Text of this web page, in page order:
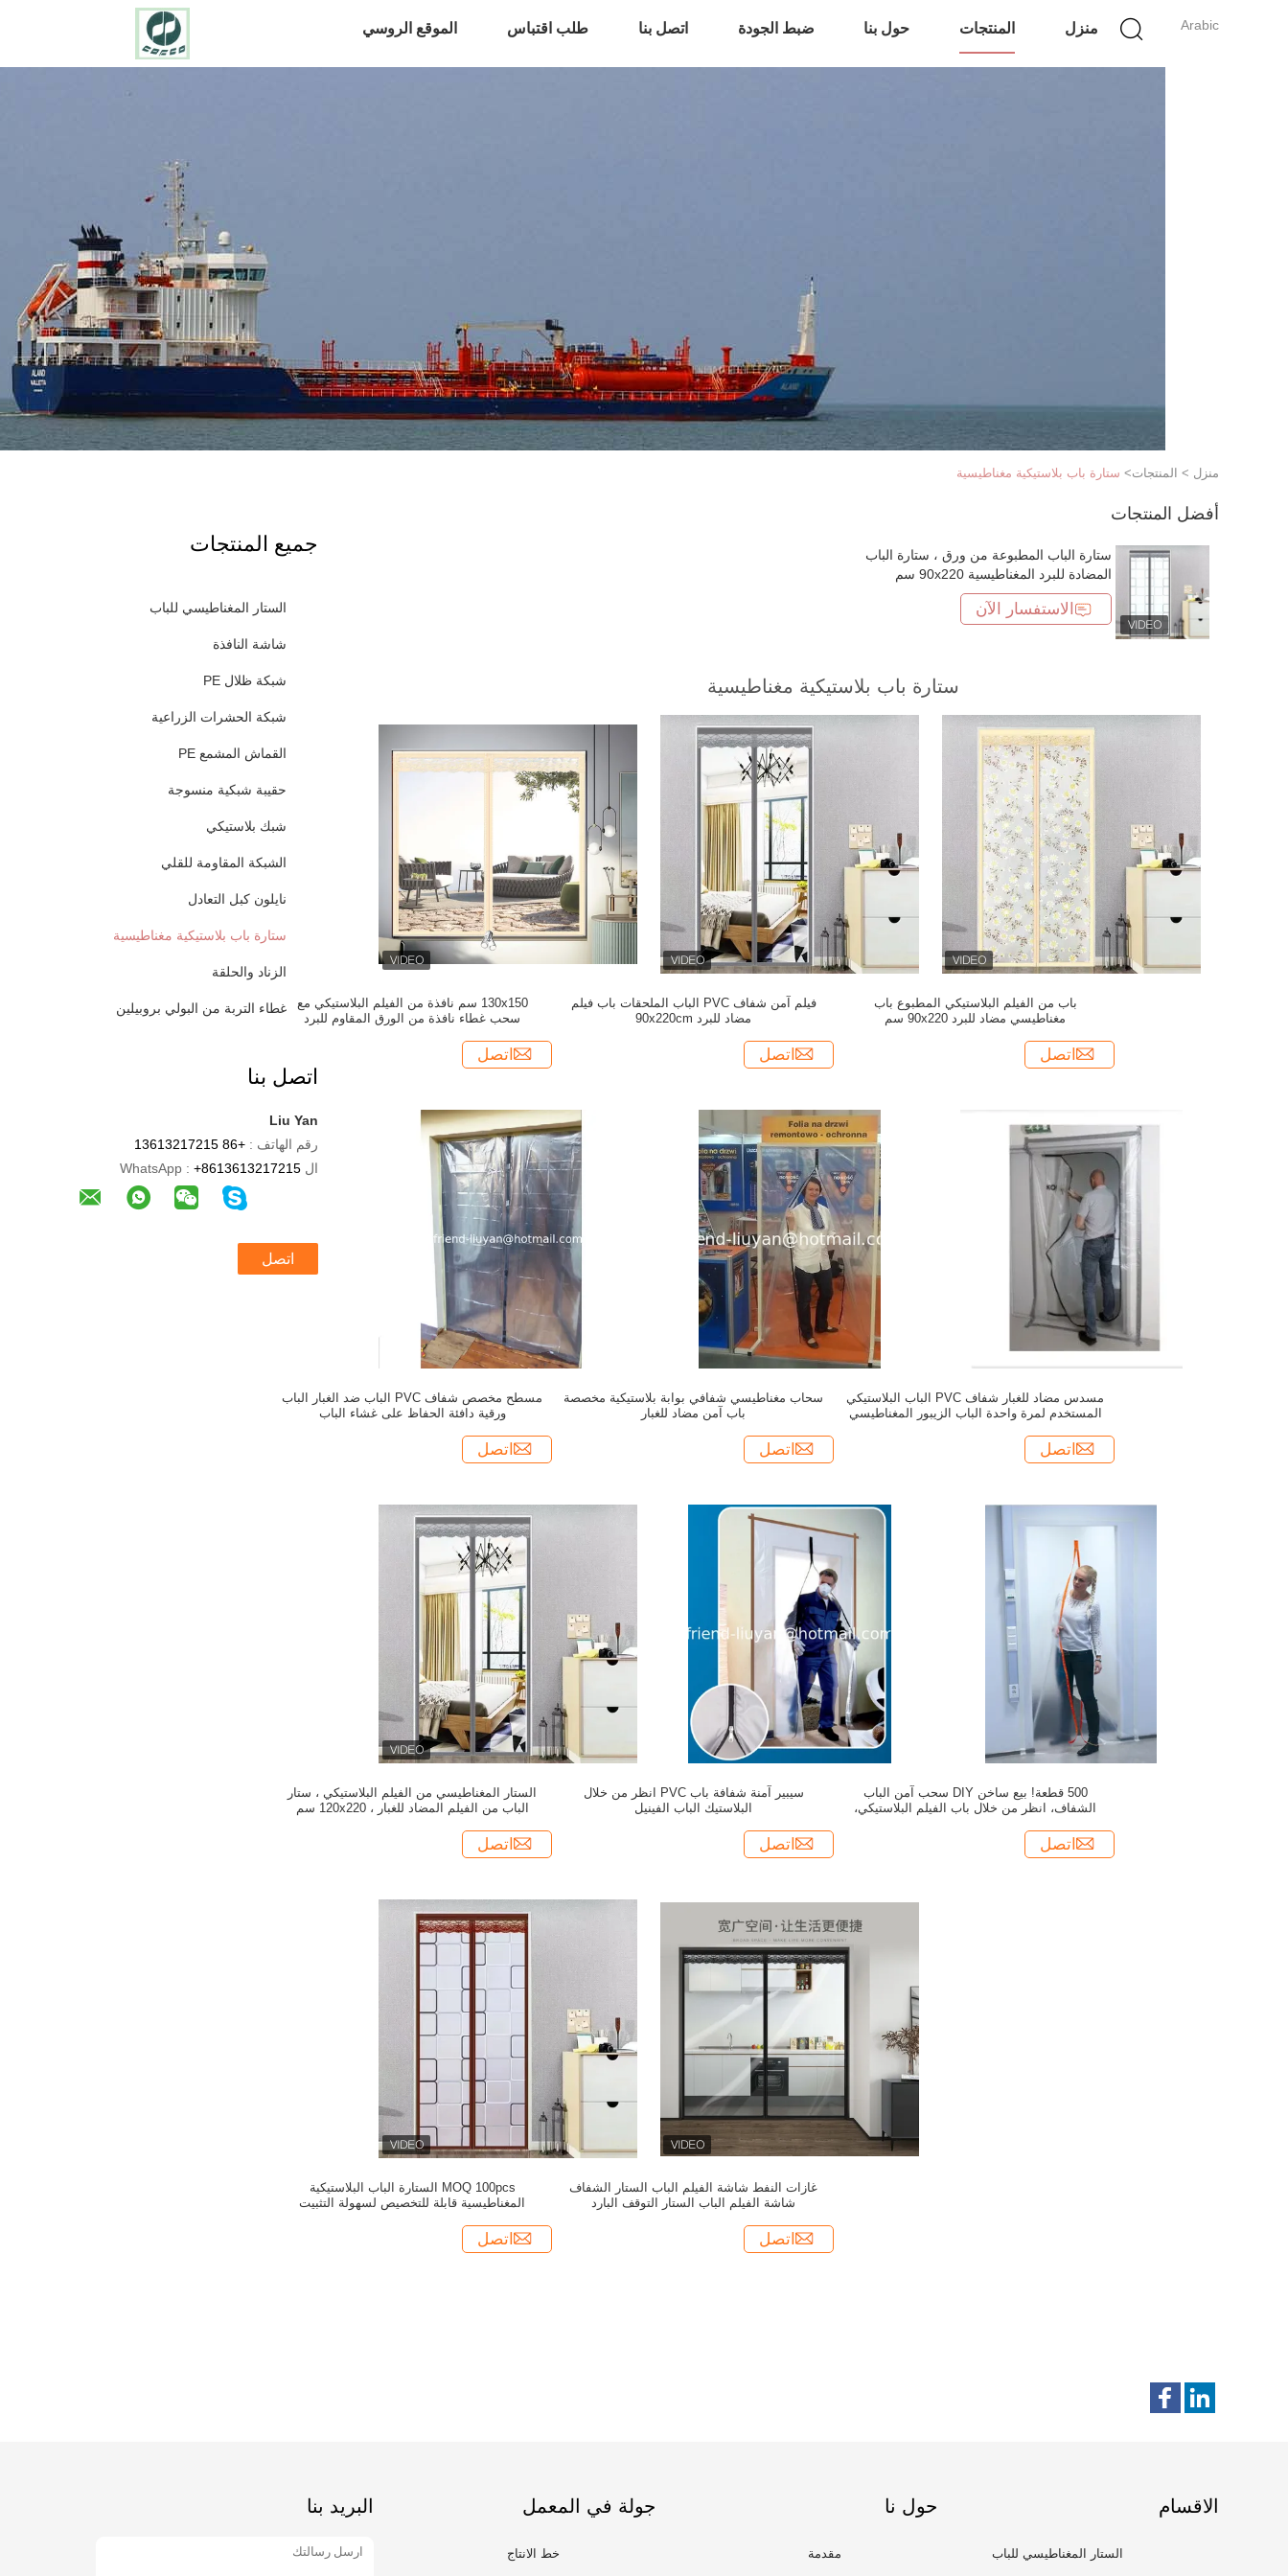
Arabic منزل المنتجات حول بنا ضبط الجودة اتصل بنا طلب اقتباس الموقع الروسي
منزل > المنتجات> ستارة باب بلاستيكية مغناطيسية
جميع المنتجات
الستار المغناطيسي للباب
شاشة النافذة
شبكة ظلال PE
شبكة الحشرات الزراعية
القماش المشمع PE
حقيبة شبكية منسوجة
شبك بلاستيكي
الشبكة المقاومة للقلي
نايلون كبل التعادل
ستارة باب بلاستيكية مغناطيسية
الزناد والحلقة
غطاء التربة من البولي بروبيلين
اتصل بنا
Liu Yan
رقم الهاتف : +86 13613217215
ال WhatsApp : +8613613217215
اتصل
أفضل المنتجات
ستارة الباب المطبوعة من ورق ، ستارة الباب
المضادة للبرد المغناطيسية 90x220 سم
الاستفسار الآن
ستارة باب بلاستيكية مغناطيسية
130x150 سم نافذة من الفيلم البلاستيكي مع
سحب غطاء نافذة من الورق المقاوم للبرد
اتصل
فيلم آمن شفاف PVC الباب الملحقات باب فيلم
مضاد للبرد 90x220cm
اتصل
باب من الفيلم البلاستيكي المطبوع باب
مغناطيسي مضاد للبرد 90x220 سم
اتصل
مسطح مخصص شفاف PVC الباب ضد الغبار الباب
ورقية دافئة الحفاظ على غشاء الباب
اتصل
سحاب مغناطيسي شفافي بوابة بلاستيكية مخصصة
باب آمن مضاد للغبار
اتصل
مسدس مضاد للغبار شفاف PVC الباب البلاستيكي
المستخدم لمرة واحدة الباب الزيبور المغناطيسي
اتصل
الستار المغناطيسي من الفيلم البلاستيكي ، ستار
الباب من الفيلم المضاد للغبار ، 120x220 سم
اتصل
سيبير آمنة شفافة باب PVC انظر من خلال
البلاستيك الباب الفينيل
اتصل
500 قطعة! بيع ساخن DIY سحب آمن الباب
الشفاف، انظر من خلال باب الفيلم البلاستيكي،
اتصل
MOQ 100pcs الستارة الباب البلاستيكية
المغناطيسية قابلة للتخصيص لسهولة التثبيت
اتصل
غازات النفط شاشة الفيلم الباب الستار الشفاف
شاشة الفيلم الباب الستار التوقف البارد
اتصل
الاقسام
الستار المغناطيسي للباب
حول نا
مقدمة
جولة في المعمل
خط الانتاج
البريد بنا